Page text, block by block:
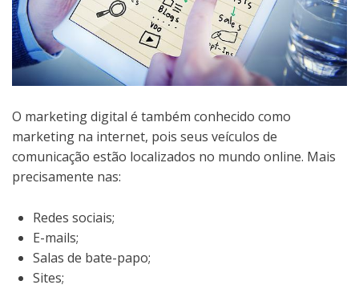
O marketing digital é também conhecido como
marketing na internet, pois seus veículos de
comunicação estão localizados no mundo online. Mais
precisamente nas:
Redes sociais;
E-mails;
Salas de bate-papo;
Sites;